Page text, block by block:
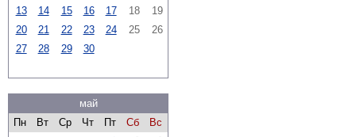
13
14 15 16 17 18
19
20
21 22 23 24 25
26
27
28 29 30
май
Пн
Вт Ср Чт Пт Сб
Вс